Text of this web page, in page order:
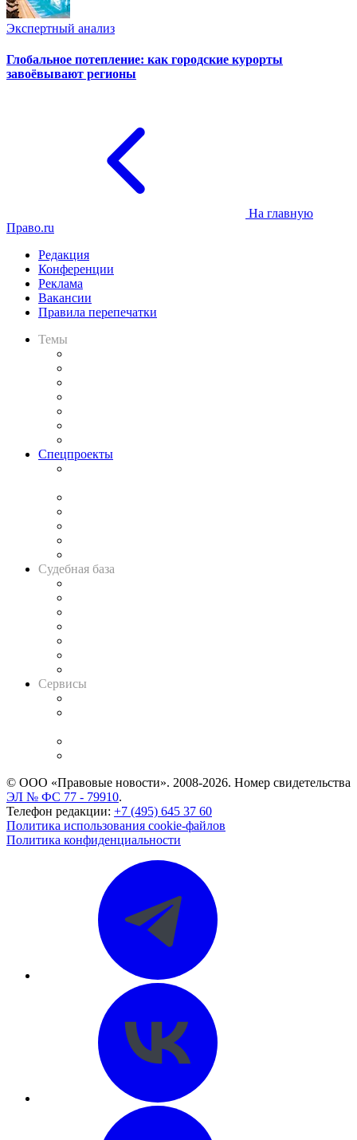
Экспертный анализ
Глобальное потепление: как городские курорты
завоёвывают регионы
На главную
Право.ru
Редакция
Конференции
Реклама
Вакансии
Правила перепечатки
Темы
Спецпроекты
Судебная база
Сервисы
© ООО «Правовые новости». 2008-2026. Номер свидетельства
ЭЛ № ФС 77 - 79910.
Телефон редакции: +7 (495) 645 37 60
Политика использования cookie-файлов
Политика конфиденциальности